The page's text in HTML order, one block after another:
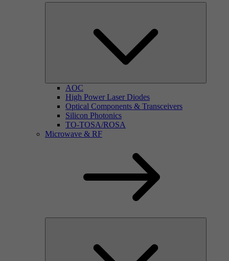
AOC
High Power Laser Diodes
Optical Components & Transceivers
Silicon Photonics
TO-TOSA/ROSA
Microwave & RF